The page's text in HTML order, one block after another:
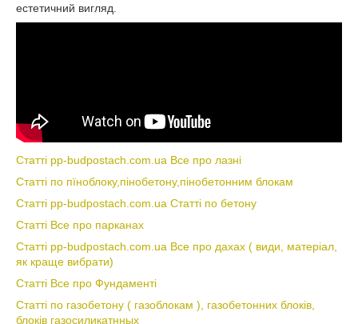
естетичний вигляд.
Статті pp-budpostach.com.ua Все про лазні
Статті по пїноблоку,пінобетону,пінобетонним блокам
Статті pp-budpostach.com.ua Статті по бетону
Статті Все про парканах
Статті pp-budpostach.com.ua Все про дахах ( види, матеріал,
як краще вибрати)
Статті Все про Фундаменті
Статті по газобетону ( газоблокам ), газобетонних блоків,
блоків газосиликатнных